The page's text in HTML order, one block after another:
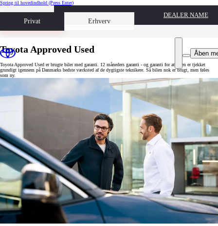
Spring til hovedindhold (Press Enter)
Privat Erhverv
Book prøvetur
DEALER NAME
Åben
Toyota Approved Used
Toyota Approved Used er brugte biler med garanti. 12 måneders garanti - og garanti for at bilen er tjekket
grundigt igennem på Danmarks bedste værksted af de dygtigste teknikere. Så bilen nok er brugt, men føles
som ny.